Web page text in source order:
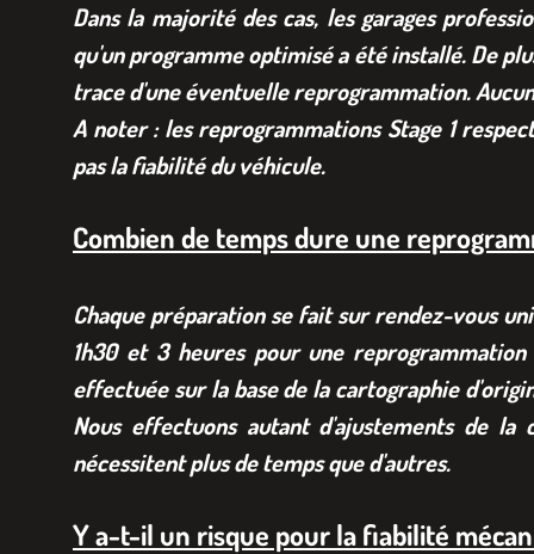
Dans la majorité des cas, les garages
qu'un programme optimisé a été installé. De
trace d'une éventuelle reprogrammation.
A noter : les reprogrammations Stage 1
pas la fiabilité du véhicule.
Combien de temps dure une
Chaque préparation se fait sur rendez-vous
1h30 et 3 heures pour une reprogrammation
effectuée sur la base de la cartographie
Nous effectuons autant d'ajustements de
nécessitent plus de temps que d'autres.
Y a-t-il un risque pour la fiabilité